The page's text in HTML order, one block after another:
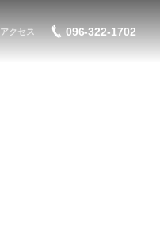
アクセス 096-322-1702